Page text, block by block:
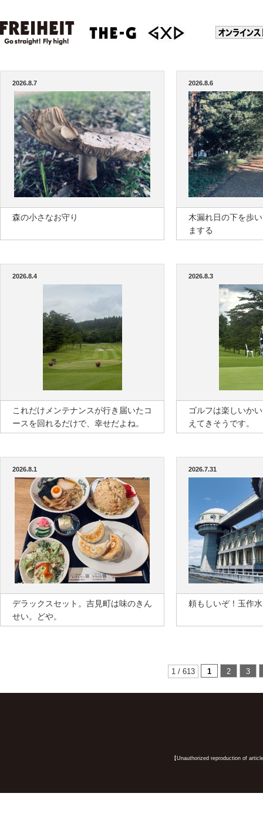
2026.8.7
森の小さなお守り
2026.8.6
木漏れ日の下を歩
まする
2026.8.4
これだけメンテナンスが行き届いたコ
ースを回れるだけで、幸せだよね。
2026.8.3
ゴルフは楽しいか
えてきそうです。
2026.8.1
デラックスセット。吉見町は味のきん
せい。どや。
2026.7.31
頼もしいぞ！玉作
1 / 613 1 2 3
【Unauthorized reproduction of